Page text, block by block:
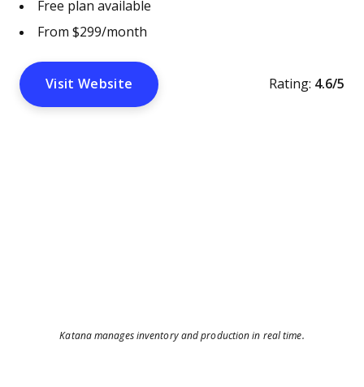
Free plan available
From $299/month
Visit Website Rating: 4.6/5
Katana manages inventory and production in real time.